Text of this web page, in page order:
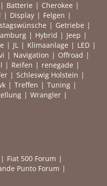
Batterie
Cherokee
Display
Felgen
Getriebe
Hybrid
Jeep
JL Klimaanlage
LED
Navigation
Offroad
Reifen
renegade
Schleswig Holstein
Treffen
Tuning
Wrangler
Fiat 500 Forum
Punto Forum